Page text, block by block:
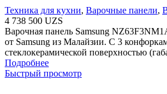
Техника для кухни, Варочные панели,
4 738 500 UZS
Варочная панель Samsung
от Samsung из Малайзии. С 3
стеклокерамической поверхностью
Подробнее
Быстрый просмотр